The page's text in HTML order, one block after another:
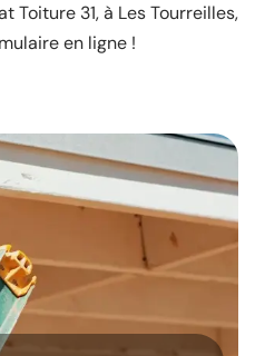
Toiture 31, à Les Tourreilles,
en ligne !